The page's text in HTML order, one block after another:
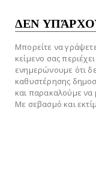
ΔΕΝ
Μπορείτε να
κείμενο σας
ενημερώνουμε ότι
καθυστέρησης
και παρακαλούμε
Με σεβασμό και